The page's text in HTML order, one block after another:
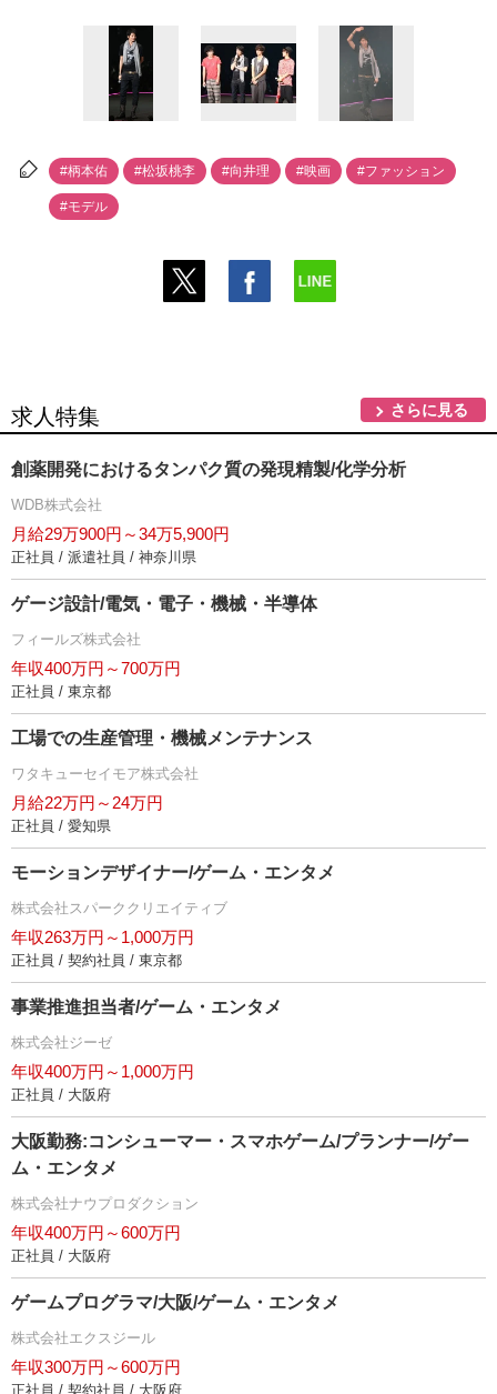
#柄本佑 #松坂桃李 #向井理 #映画 #ファッション
#モデル
求人特集 さらに見る
創薬開発におけるタンパク質の発現精製/化学分析
WDB株式会社
月給29万900円～34万5,900円
正社員 / 派遣社員 / 神奈川県
ゲージ設計/電気・電子・機械・半導体
フィールズ株式会社
年収400万円～700万円
正社員 / 東京都
工場での生産管理・機械メンテナンス
ワタキューセイモア株式会社
月給22万円～24万円
正社員 / 愛知県
モーションデザイナー/ゲーム・エンタメ
株式会社スパーククリエイティブ
年収263万円～1,000万円
正社員 / 契約社員 / 東京都
事業推進担当者/ゲーム・エンタメ
株式会社ジーゼ
年収400万円～1,000万円
正社員 / 大阪府
大阪勤務:コンシューマー・スマホゲーム/プランナー/ゲー
ム・エンタメ
株式会社ナウプロダクション
年収400万円～600万円
正社員 / 大阪府
ゲームプログラマ/大阪/ゲーム・エンタメ
株式会社エクスジール
年収300万円～600万円
正社員 / 契約社員 / 大阪府